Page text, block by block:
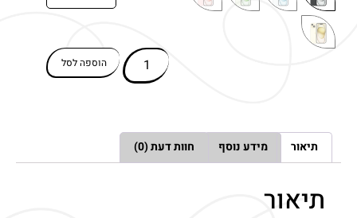
הוספה לסל
תיאור מידע נוסף חוות דעת (0)
תיאור